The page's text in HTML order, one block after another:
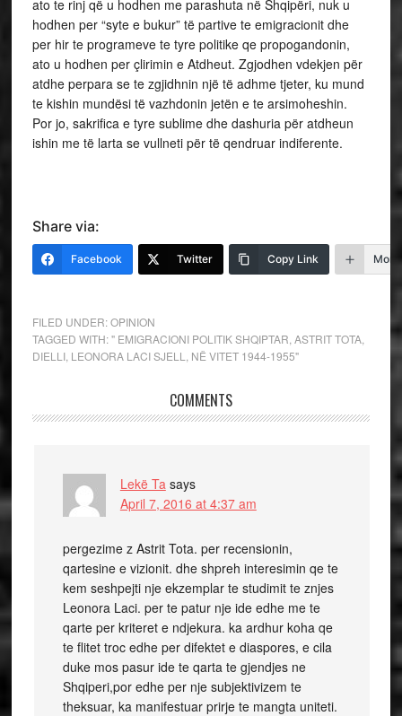
ato te rinj që u hodhen me parashuta në Shqipëri, nuk u
hodhen per “syte e bukur” të partive te emigracionit dhe
per hir te programeve te tyre politike qe propogandonin,
ato u hodhen per çlirimin e Atdheut. Zgjodhen vdekjen për
atdhe perpara se te zgjidhnin një të adhme tjeter, ku mund
te kishin mundësi të vazhdonin jetën e te arsimoheshin.
Por jo, sakrifica e tyre sublime dhe dashuria për atdheun
ishin me të larta se vullneti për të qendruar indiferente.
Share via:
Facebook Twitter Copy Link More
FILED UNDER:OPINION
TAGGED WITH:" EMIGRACIONI POLITIK SHQIPTAR ASTRIT TOTA,
DIELLI, LEONORA LACI SJELL NË VITET 1944-1955"
COMMENTS
Lekë Ta says
April 7, 2016 at 4:37 am
pergezime z Astrit Tota. per recensionin,
qartesine e vizionit. dhe shpreh interesimin qe te
kem seshpejti nje ekzemplar te studimit te znjes
Leonora Laci. per te patur nje ide edhe me te
qarte per kriteret e ndjekura. ka ardhur koha qe
te flitet troc edhe per difektet e diaspores, e cila
duke mos pasur ide te qarta te gjendjes ne
Shqiperi,por edhe per nje subjektivizem te
theksuar, ka manifestuar prirje te mangta uniteti.